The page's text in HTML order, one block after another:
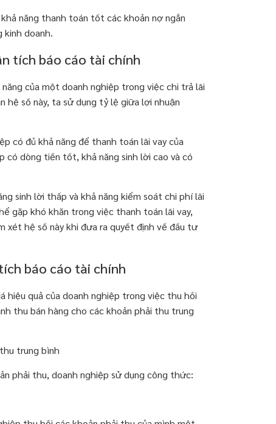
năng thanh toán tốt các khoản nợ ngắn
doanh.
tích báo cáo tài chính
của một doanh nghiệp trong việc chi trả lãi
hệ số này, ta sử dụng tỷ lệ giữa lợi nhuận
có đủ khả năng để thanh toán lãi vay của
có dòng tiền tốt, khả năng sinh lời cao và có
sinh lời thấp và khả năng kiểm soát chi phí lãi
gặp khó khăn trong việc thanh toán lãi vay,
xét hệ số này khi đưa ra quyết định về đầu tư
báo cáo tài chính
hiệu quả của doanh nghiệp trong việc thu hồi
thu bán hàng cho các khoản phải thu trung
trung bình
phải thu, doanh nghiệp sử dụng công thức: